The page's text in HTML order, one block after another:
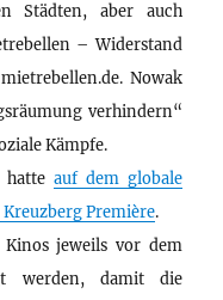
Städten, aber auch
– Widerstand
Nowak
verhindern“
Kämpfe.
hatte auf dem globale
Première.
jeweils vor dem
werden, damit die